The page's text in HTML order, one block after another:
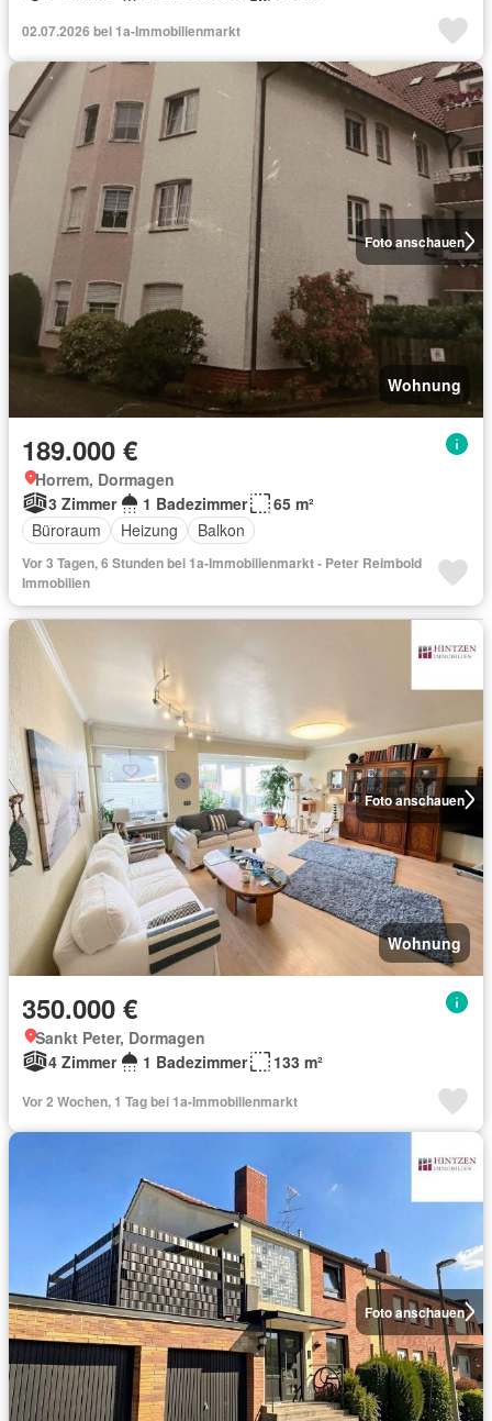
02.07.2026 bei 1a-Immobilienmarkt
Foto anschauen
Wohnung
189.000 €
Horrem, Dormagen
3 Zimmer
1 Badezimmer
65 m²
Büroraum
Heizung Balkon
Vor 3 Tagen, 6 Stunden bei 1a-Immobilienmarkt - Peter Reimbold
Immobilien
Foto anschauen
Wohnung
350.000 €
Sankt Peter, Dormagen
4 Zimmer
1 Badezimmer 133 m²
Vor 2 Wochen, 1 Tag bei 1a-Immobilienmarkt
Foto anschauen